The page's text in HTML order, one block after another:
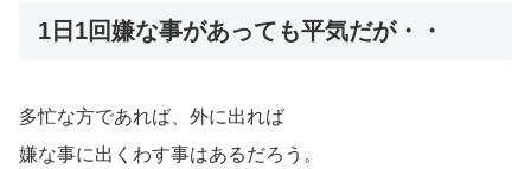
1日1回嫌な事があっても平気だが・・
多忙な方であれば、外に出れば
嫌な事に出くわす事はあるだろう。